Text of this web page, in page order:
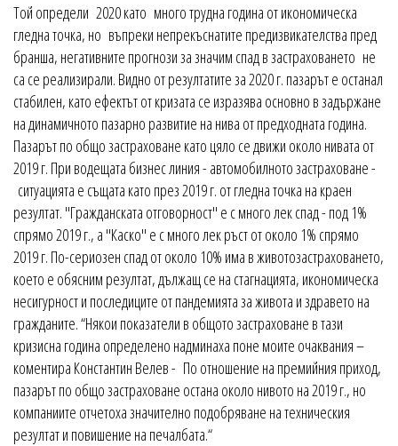
Той определи 2020 като много трудна година от икономическа
гледна точка, но въпреки непрекъснатите предизвикателства пред
бранша, негативните прогнози за значим спад в застраховането не
са се реализирали. Видно от резултатите за 2020 г. пазарът е останал
стабилен, като ефектът от кризата се изразява основно в задържане
на динамичното пазарно развитие на нива от предходната година.
Пазарът по общо застраховане като цяло се движи около нивата от
2019 г. При водещата бизнес линия - автомобилното застраховане -
ситуацията е същата като през 2019 г. от гледна точка на краен
резултат. "Гражданската отговорност" е с много лек спад - под 1%
спрямо 2019 г., а "Каско" е с много лек ръст от около 1% спрямо
2019 г. По-сериозен спад от около 10% има в животозастраховането,
което е обясним резултат, дължащ се на стагнацията, икономическа
несигурност и последиците от пандемията за живота и здравето на
гражданите. “Някои показатели в общото застраховане в тази
кризисна година определено надминаха поне моите очаквания –
коментира Константин Велев - По отношение на премийния приход,
пазарът по общо застраховане остана около нивото на 2019 г., но
компаниите отчетоха значително подобряване на техническия
резултат и повишение на печалбата.“